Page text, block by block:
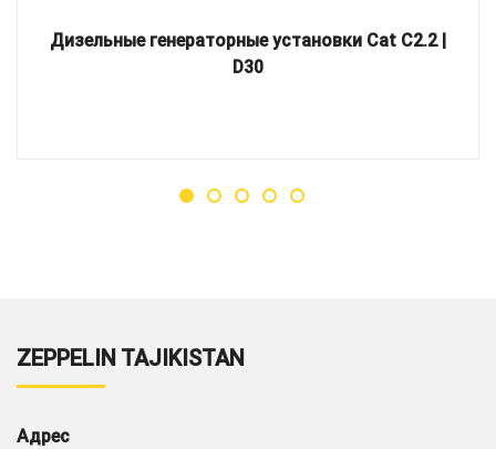
Дизельные генераторные установки Cat C2.2 |
D30
ZEPPELIN TAJIKISTAN
Адрес